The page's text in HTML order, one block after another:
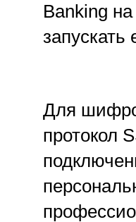
Banking
Для
протокол